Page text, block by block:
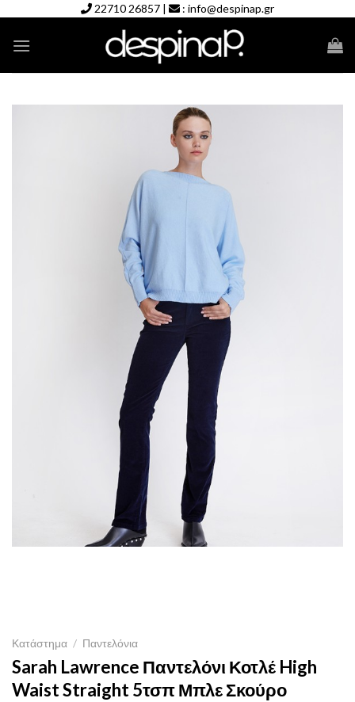
content
22710 26857 | : info@despinap.gr
Κατάστημα / Παντελόνια
Sarah Lawrence Παντελόνι Κοτλέ High
Waist Straight 5τσπ Μπλε Σκούρο